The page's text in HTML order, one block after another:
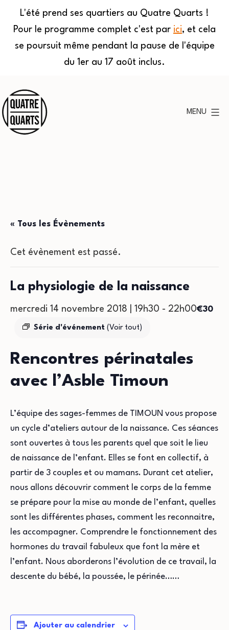
L'été prend ses quartiers au Quatre Quarts !
Pour le programme complet c'est par ici, et cela
se poursuit même pendant la pause de l'équipe
du 1er au 17 août inclus.
au
contenu
MENU
« Tous les Évènements
Cet évènement est passé.
La physiologie de la naissance
mercredi 14 novembre 2018 | 19h30 - 22h00
Série d'événement (Voir tout)
€30
Rencontres périnatales
avec l’Asble Timoun
L’équipe des sages-femmes de TIMOUN vous propose
un cycle d’ateliers autour de la naissance. Ces séances
sont ouvertes à tous les parents quel que soit le lieu
de naissance de l’enfant. Elles se font en collectif, à
partir de 3 couples et ou mamans. Durant cet atelier,
nous allons découvrir comment le corps de la femme
se prépare pour la mise au monde de l’enfant, quelles
sont les différentes phases, comment les reconnaitre,
les accompagner. Comprendre le fonctionnement des
hormones du travail fabuleux que font la mère et
l’enfant. Nous aborderons l’évolution de ce travail, la
descente du bébé, la poussée, le périnée……
Ajouter au calendrier